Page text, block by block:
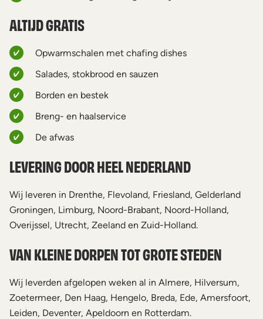
ALTIJD GRATIS
Opwarmschalen met chafing dishes
Salades, stokbrood en sauzen
Borden en bestek
Breng- en haalservice
De afwas
LEVERING DOOR HEEL NEDERLAND
Wij leveren in Drenthe, Flevoland, Friesland, Gelderland
Groningen, Limburg, Noord-Brabant, Noord-Holland,
Overijssel, Utrecht, Zeeland en Zuid-Holland.
VAN KLEINE DORPEN TOT GROTE STEDEN
Wij leverden afgelopen weken al in Almere, Hilversum,
Zoetermeer, Den Haag, Hengelo, Breda, Ede, Amersfoort,
Leiden, Deventer, Apeldoorn en Rotterdam.